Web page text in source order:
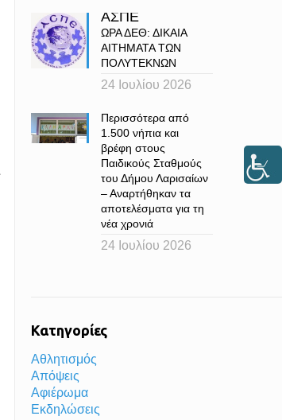
ΑΣΠΕ
ΩΡΑ ΔΕΘ: ΔΙΚΑΙΑ
ΑΙΤΗΜΑΤΑ ΤΩΝ
ΠΟΛΥΤΕΚΝΩΝ
24 Ιουλίου 2026
Περισσότερα από
1.500 νήπια και
βρέφη στους
Παιδικούς Σταθμούς
του Δήμου Λαρισαίων
– Αναρτήθηκαν τα
αποτελέσματα για τη
νέα χρονιά
24 Ιουλίου 2026
Κατηγορίες
Αθλητισμός
Απόψεις
Αφιέρωμα
Εκδηλώσεις